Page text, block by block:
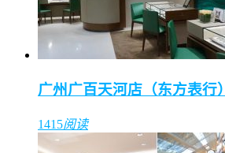
广州广百天河店（东方表行）
1415阅读